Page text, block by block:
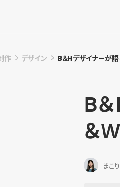
作 デザイン B＆Hデザイナーが
B
＆
まこ